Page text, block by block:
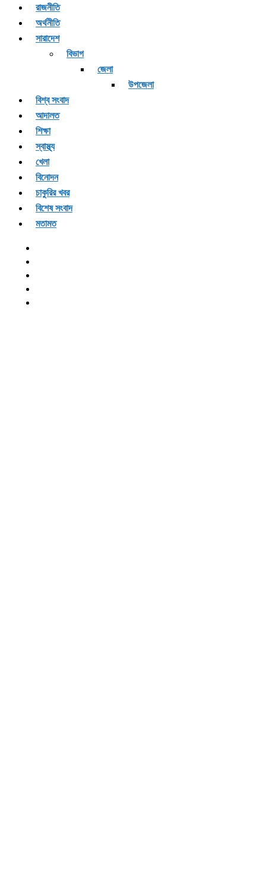
রাজনীতি
অর্থনীতি
সারাদেশ
বিভাগ
জেলা
উপজেলা
বিশ্ব সংবাদ
আদালত
শিক্ষা
স্বাস্থ্য
খেলা
বিনোদন
চাকুরির খবর
বিশেষ সংবাদ
মতামত